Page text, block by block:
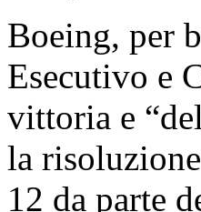
Boeing, per
Esecutivo e
vittoria e
la
12 da parte